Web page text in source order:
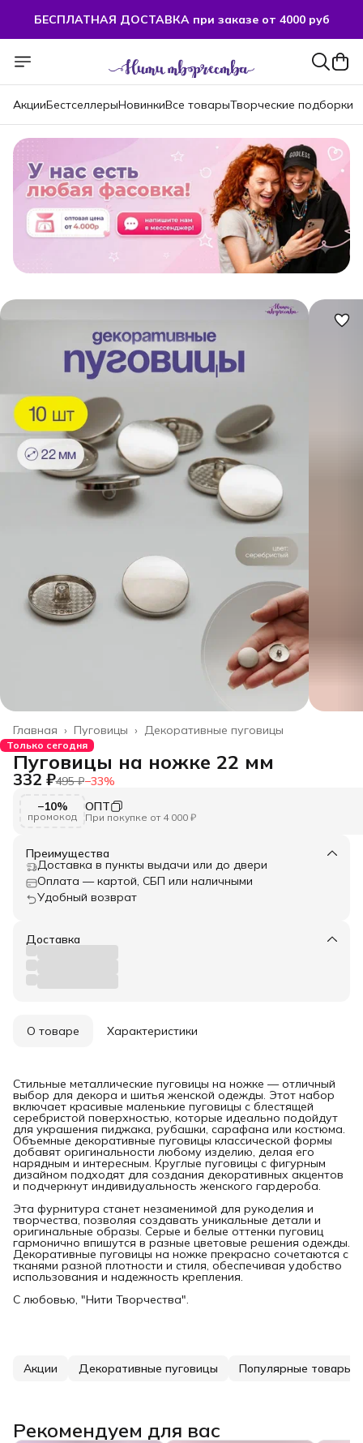
БЕСПЛАТНАЯ ДОСТАВКА при заказе от 4000 руб
АкцииБестселлерыНовинкиВсе товарыТворческие подборки
Декоративные пуговицы
Пуговицы ›
Главная ›
Только сегодня
Пуговицы на ножке 22 мм
332 ₽495 ₽−33%
−10%
промокод
ОПТ
При покупке от 4 000 ₽
Преимущества
Доставка в пункты выдачи или до двери
Оплата — картой, СБП или наличными
Удобный возврат
Доставка
О товаре Характеристики
Стильные металлические пуговицы на ножке — отличный
выбор для декора и шитья женской одежды. Этот набор
включает красивые маленькие пуговицы с блестящей
серебристой поверхностью, которые идеально подойдут
для украшения пиджака, рубашки, сарафана или костюма.
Объемные декоративные пуговицы классической формы
добавят оригинальности любому изделию, делая его
нарядным и интересным. Круглые пуговицы с фигурным
дизайном подходят для создания декоративных акцентов
и подчеркнут индивидуальность женского гардероба.
Эта фурнитура станет незаменимой для рукоделия и
творчества, позволяя создавать уникальные детали и
оригинальные образы. Серые и белые оттенки пуговиц
гармонично впишутся в разные цветовые решения одежды.
Декоративные пуговицы на ножке прекрасно сочетаются с
тканями разной плотности и стиля, обеспечивая удобство
использования и надежность крепления.
С любовью, "Нити Творчества".
Акции Декоративные пуговицы Популярные товары
Рекомендуем для вас